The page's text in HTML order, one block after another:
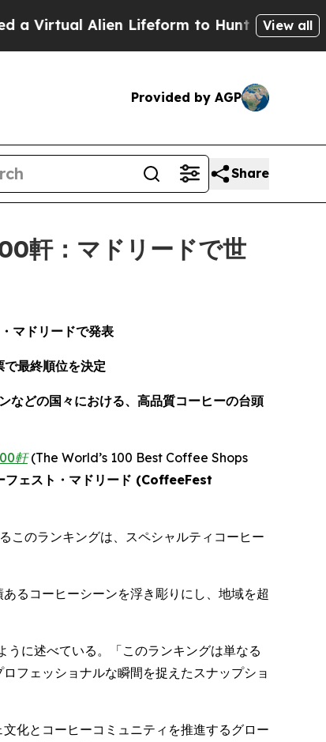
Alien Lifeform to Hunt for Extraterrestrials
View all
Provided by AGP
Share
軒：マドリードで世
マドリードで発表
で最終順位を決定
などの国々における、高品質コーヒーの台頭
軒 (The World’s 100 Best Coffee Shops
フェスト・マドリード (CoffeeFest
このランキングは、スペシャルティコーヒー
るコーヒーシーンを浮き彫りにし、地域を超
うに述べている。「このランキングは単なる
フェッショナルな瞬間を捉えたスナップショ
化とコーヒーコミュニティを推進するグロー